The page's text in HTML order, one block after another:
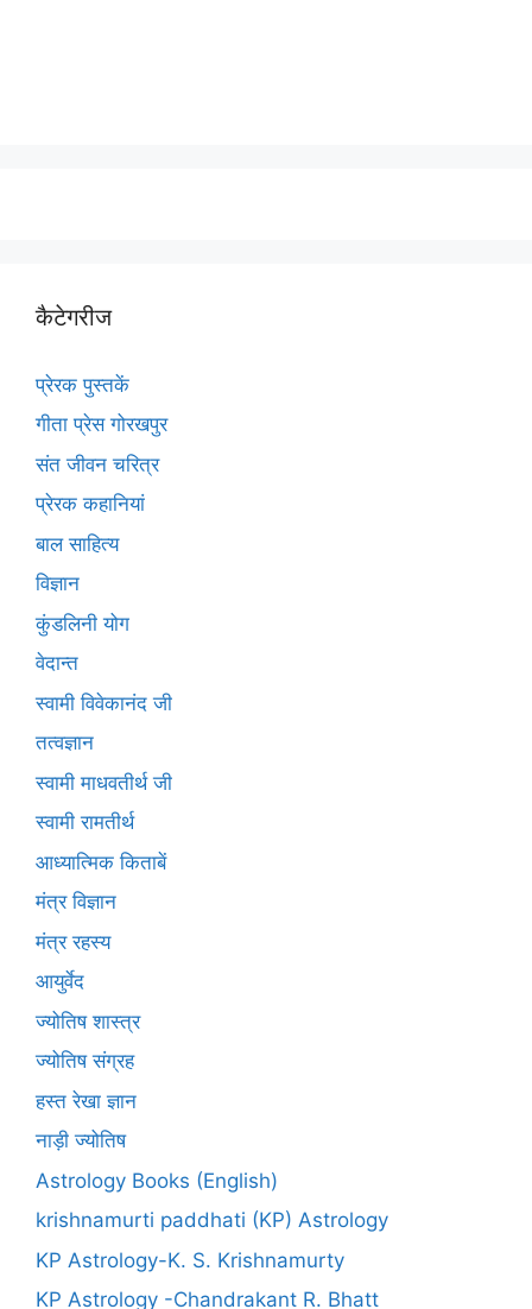
कैटेगरीज
प्रेरक पुस्तकें
गीता प्रेस गोरखपुर
संत जीवन चरित्र
प्रेरक कहानियां
बाल साहित्य
विज्ञान
कुंडलिनी योग
वेदान्त
स्वामी विवेकानंद जी
तत्वज्ञान
स्वामी माधवतीर्थ जी
स्वामी रामतीर्थ
आध्यात्मिक किताबें
मंत्र विज्ञान
मंत्र रहस्य
आयुर्वेद
ज्योतिष शास्त्र
ज्योतिष संग्रह
हस्त रेखा ज्ञान
नाड़ी ज्योतिष
Astrology Books (English)
krishnamurti paddhati (KP) Astrology
KP Astrology-K. S. Krishnamurty
KP Astrology -Chandrakant R. Bhatt